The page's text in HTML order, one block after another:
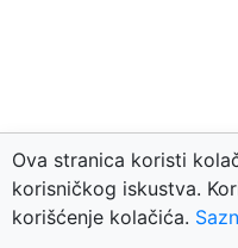
Ova stranica koristi
korisničkog iskustva.
korišćenje kolačića.